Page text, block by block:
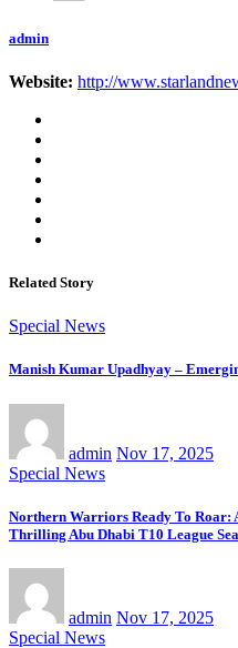
admin
Website: http://
Related Story
Special News
Manish Kumar Upadhyay –
admin Nov 17, 2025
Special News
Northern Warriors Ready To Roar:
Thrilling Abu Dhabi T10 League
admin Nov 17, 2025
Special News